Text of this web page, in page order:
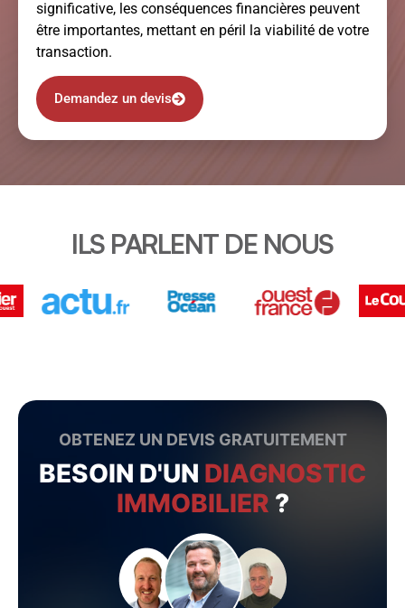
significative, les conséquences financières peuvent
être importantes, mettant en péril la viabilité de votre
transaction.
Demandez un devis
ILS PARLENT DE NOUS
OBTENEZ UN DEVIS GRATUITEMENT
BESOIN D'UN DIAGNOSTIC
IMMOBILIER ?